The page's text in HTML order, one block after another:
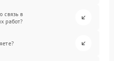
связь в
работ?